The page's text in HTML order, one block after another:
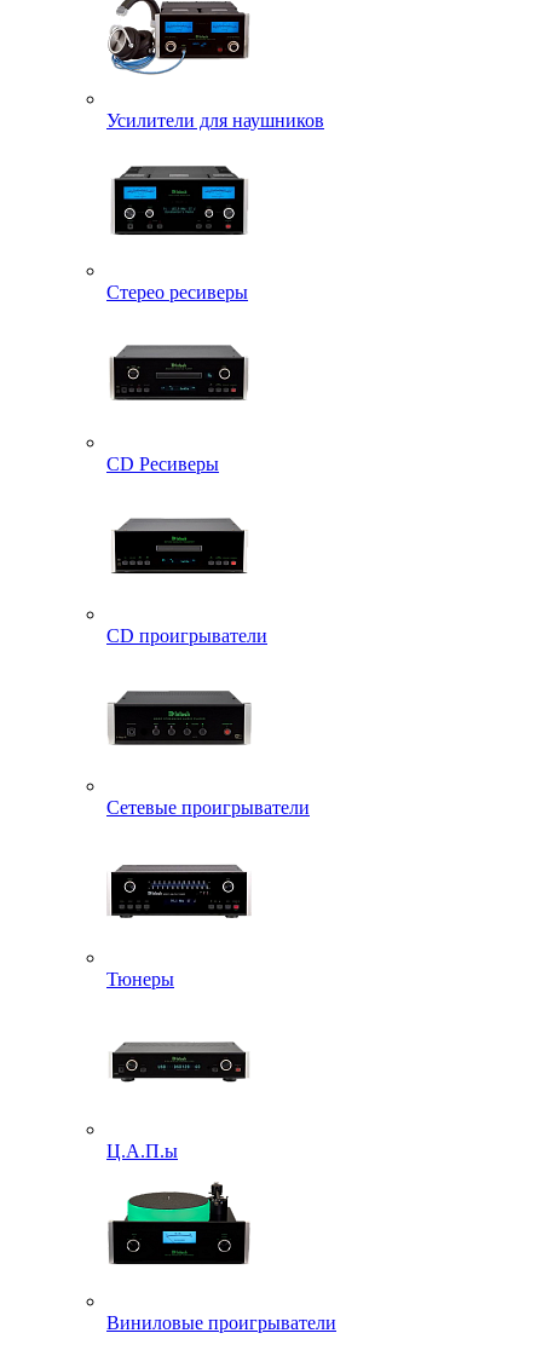
Усилители для наушников
Стерео ресиверы
CD Ресиверы
CD проигрыватели
Сетевые проигрыватели
Тюнеры
Ц.А.П.ы
Виниловые проигрыватели